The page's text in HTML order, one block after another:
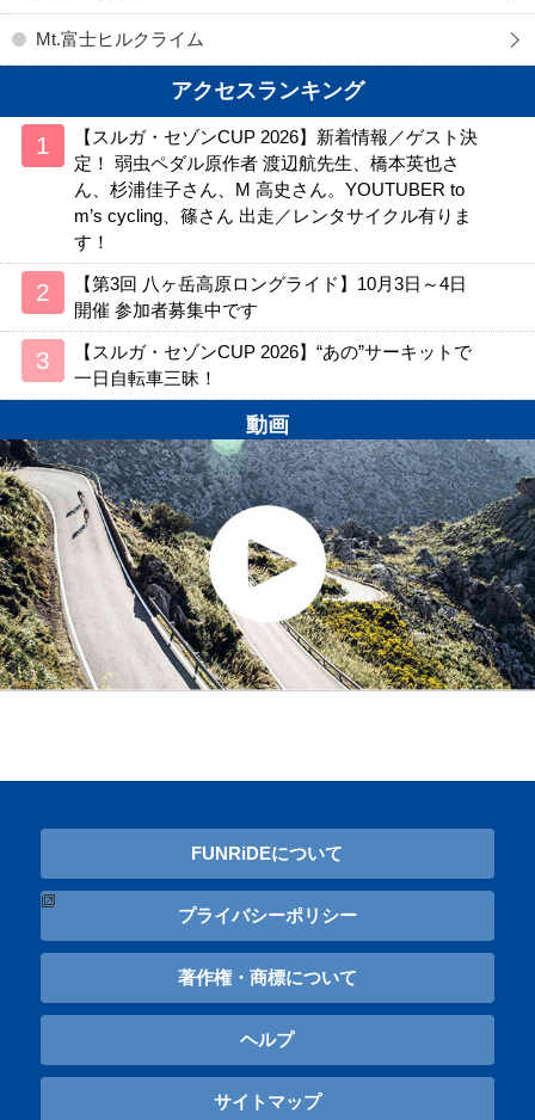
Mt.富士ヒルクライム
アクセスランキング
【スルガ・セゾンCUP 2026】新着情報／ゲスト決
定！ 弱虫ペダル原作者 渡辺航先生、橋本英也さ
ん、杉浦佳子さん、M 高史さん。YOUTUBER to
m’s cycling、篠さん 出走／レンタサイクル有りま
す！
【第3回 八ヶ岳高原ロングライド】10月3日～4日
開催 参加者募集中です
【スルガ・セゾンCUP 2026】“あの”サーキットで
一日自転車三昧！
動画
FUNRiDEについて
プライバシーポリシー
著作権・商標について
ヘルプ
サイトマップ